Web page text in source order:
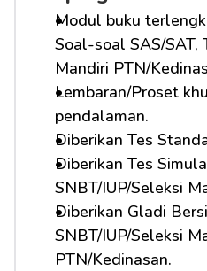
Modul buku
Soal-soal SAS/SAT,
Mandiri PTN/
Lembaran/Proset
pendalaman.
Diberikan Tes
Diberikan Tes
SNBT/IUP/Seleksi
Diberikan Gladi
SNBT/IUP/Seleksi
PTN/Kedinasan.